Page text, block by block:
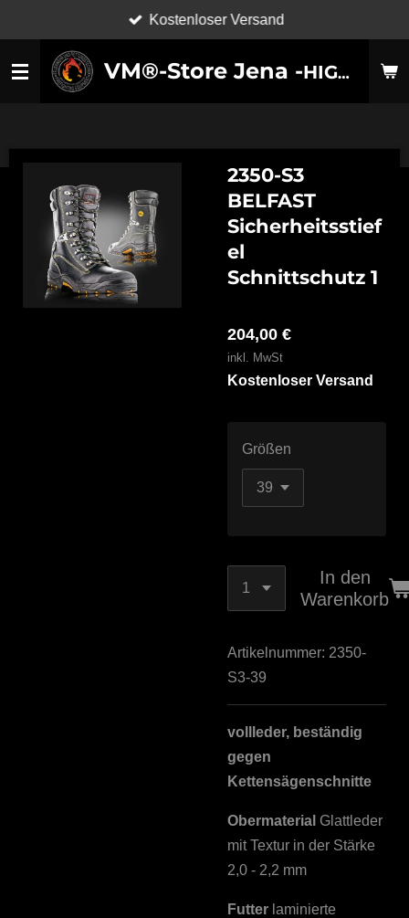
springen
VM®-Store Jena -HIGH-TECHNOLOGY SHOES-
Kostenloser Versand
2350-S3
BELFAST
Sicherheitsstief
el
Schnittschutz 1
204,00 €
inkl. MwSt
Kostenloser Versand
Größen
In den
Warenkorb
Artikelnummer: 2350-
S3-39
vollleder, beständig
gegen
Kettensägenschnitte
Obermaterial Glattleder
mit Textur in der Stärke
2,0 - 2,2 mm
Futter laminierte